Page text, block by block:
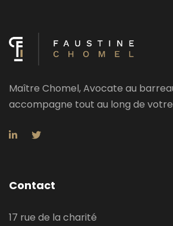
Maître Chomel, Avocate au
accompagne tout au long de
Contact
17 rue de la charité